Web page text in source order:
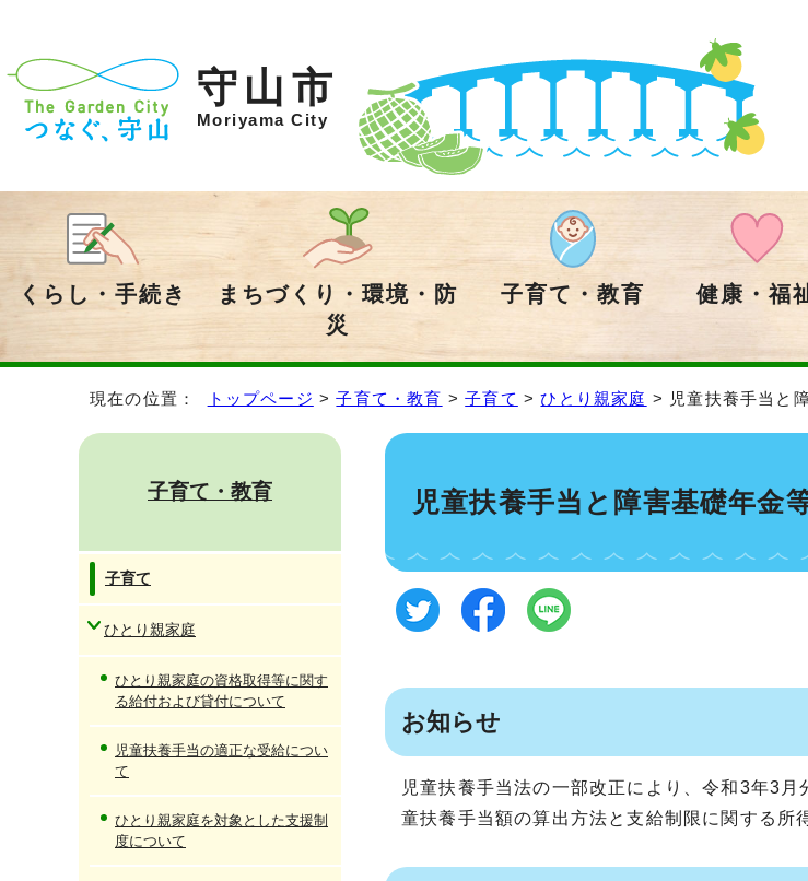
守山市
Moriyama City
くらし・手続き
まちづくり・環境・防
災
子育て・教育 健康・福
現在の位置： トップページ >子育て・教育 >子育て >ひとり親家庭 > 児童扶養手当と
児童扶養手当と障害基礎年金
お知らせ
児童扶養手当法の一部改正により、令和3年3
童扶養手当額の算出方法と支給制限に関する所
子育て・教育
子育て
ひとり親家庭
ひとり親家庭の資格取得等に関す
る給付および貸付について
児童扶養手当の適正な受給につい
て
ひとり親家庭を対象とした支援制
度について